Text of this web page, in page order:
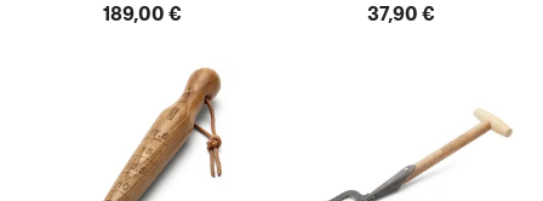
189,00 €
37,90 €